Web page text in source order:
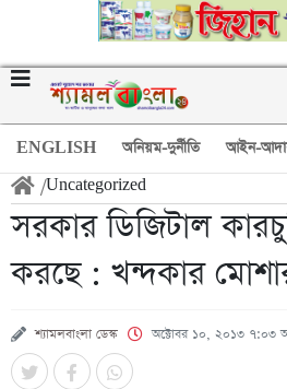
ENGLISH অনিয়ম-দুর্নীতি আইন-
/Uncategorized
সরকার ডিজিটাল
করছে : খন্দকার
শ্যামলবাংলা ডেস্ক অক্টোবর ১০, ২০১৩ ৭:০৩